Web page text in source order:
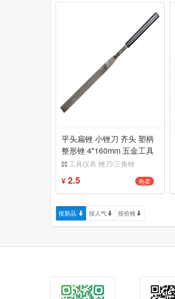
平头扁锉 小锉刀 齐头 塑柄
整形锉 4*160mm 五金工具
模型 铁工锉
工具仪表 锉刀/三角锉
¥ 2.5 热卖
按新品 按人气 按价格